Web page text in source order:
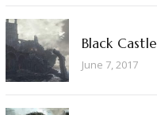
Black Castle
June 7, 2017